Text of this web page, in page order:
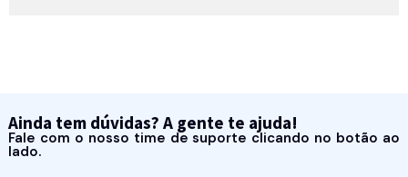
Ainda tem dúvidas? A gente te ajuda!
Fale com o nosso time de suporte clicando no botão ao
lado.